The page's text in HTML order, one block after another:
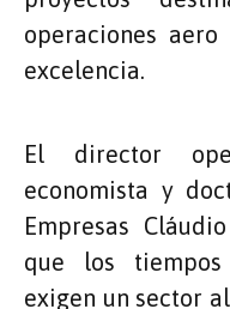
operaciones
excelencia.
El director
economista y
Empresas
que los
exigen un sector